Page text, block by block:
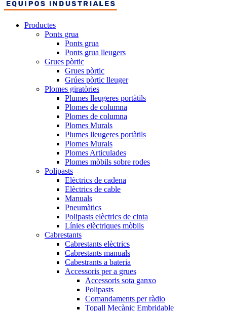
Productes
Ponts grua
Ponts grua
Ponts grua lleugers
Grues pòrtic
Grues pòrtic
Grúes pòrtic lleuger
Plomes giratòries
Plumes lleugeres portàtils
Plomes de columna
Plomes de columna
Plomes Murals
Plumes lleugeres portàtils
Plomes Murals
Plomes Articulades
Plomes mòbils sobre rodes
Polipasts
Elèctrics de cadena
Elèctrics de cable
Manuals
Pneumàtics
Polipasts elèctrics de cinta
Línies elèctriques mòbils
Cabrestants
Cabrestants elèctrics
Cabrestants manuals
Cabestrants a bateria
Accessoris per a grues
Accessoris sota ganxo
Polipasts
Comandaments per ràdio
Topall Mecànic Embridable